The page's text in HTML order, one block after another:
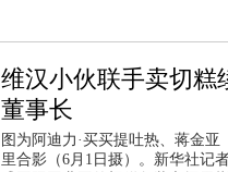
维汉小伙联手卖切糕
董事长
图为阿迪力·买买提吐热、蒋金
里合影（6月1日摄）。新华社